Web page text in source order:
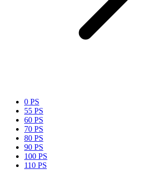
0 PS
55 PS
60 PS
70 PS
80 PS
90 PS
100 PS
110 PS